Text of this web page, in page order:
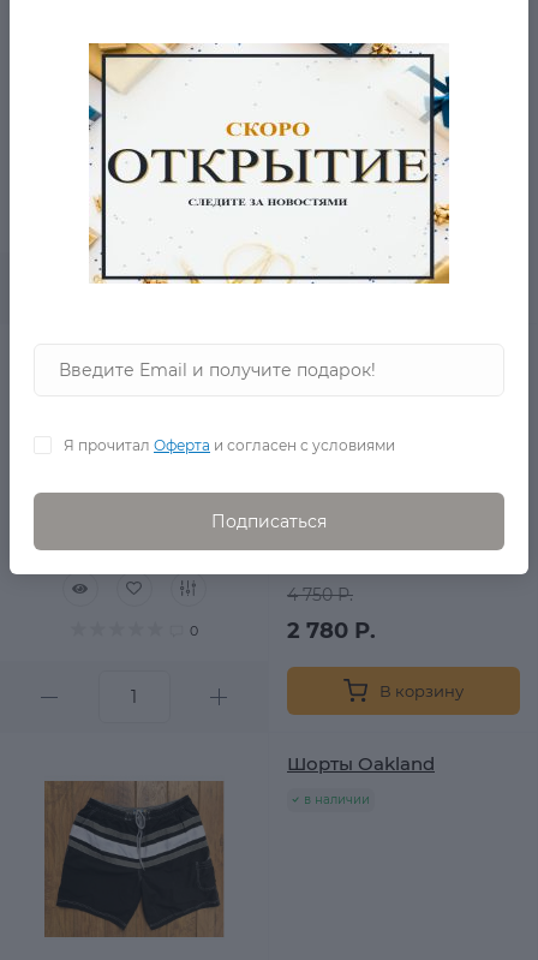
2 810 Р.
В корзину
0
4 750 Р.
2 780 Р.
В корзину
Шорты Oakland
в наличии
Я прочитал Оферта и согласен с условиями
Подписаться